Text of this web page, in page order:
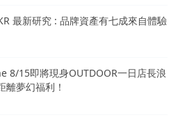
最新研究 : 品牌資產有七成來自體驗
8/15即將現身OUTDOOR一日店長浪
離夢幻福利！